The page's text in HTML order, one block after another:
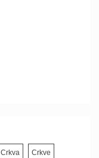
Crkva Crkve